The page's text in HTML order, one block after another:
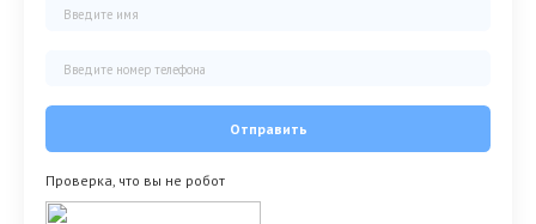
Отправить
Проверка, что вы не робот